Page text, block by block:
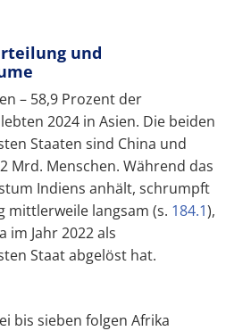
und
– 58,9 Prozent der
2024 in Asien. Die beiden
Staaten sind China und
Mrd. Menschen. Während das
Indiens anhält, schrumpft
mittlerweile langsam (s. 184.1),
im Jahr 2022 als
Staat abgelöst hat.
bis sieben folgen Afrika